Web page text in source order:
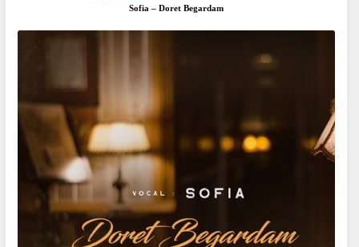
Sofia – Doret Begardam